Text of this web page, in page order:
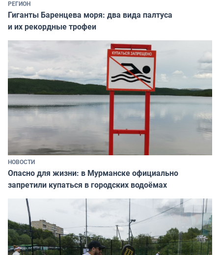
РЕГИОН
Гиганты Баренцева моря: два вида палтуса
и их рекордные трофеи
НОВОСТИ
Опасно для жизни: в Мурманске официально
запретили купаться в городских водоёмах